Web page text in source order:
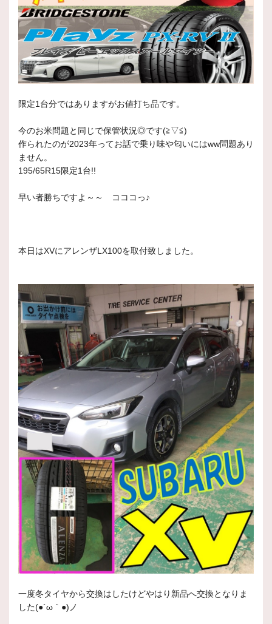
限定1台分ではありますがお値打ち品です。
今のお米問題と同じで保管状況◎です(≧▽≦)
作られたのが2023年ってお話で乗り味や匂いにはww問題あり
ません。
195/65R15限定1台!!
早い者勝ちですよ～～ コココっ♪
本日はXVにアレンザLX100を取付致しました。
一度冬タイヤから交換はしたけどやはり新品へ交換となりま
した(●´ω｀●)ノ